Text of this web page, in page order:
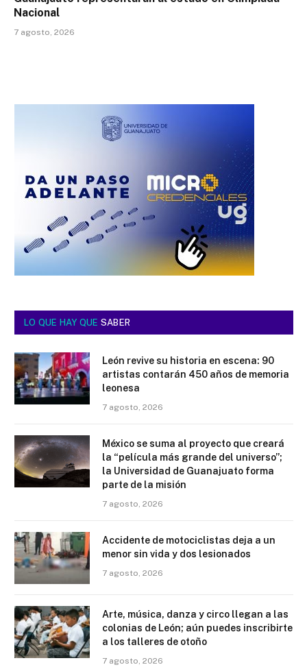
Nacional
7 agosto, 2026
LO QUE HAY QUE SABER
León revive su historia en escena: 90
artistas contarán 450 años de memoria
leonesa
7 agosto, 2026
México se suma al proyecto que creará
la “película más grande del universo”;
la Universidad de Guanajuato forma
parte de la misión
7 agosto, 2026
Accidente de motociclistas deja a un
menor sin vida y dos lesionados
7 agosto, 2026
Arte, música, danza y circo llegan a las
colonias de León; aún puedes inscribirte
a los talleres de otoño
7 agosto, 2026